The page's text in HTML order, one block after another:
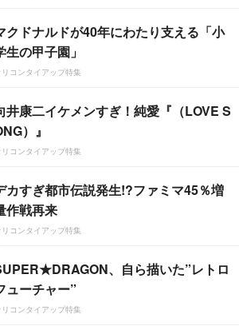
クドナルドが40年にわたり支える「小
生の甲子園」
リコンタイアップ特集
井康二イケメンすぎ！純愛『（LOVE S
）』
リコンタイアップ特集
カすぎ都市伝説発生!?ファミマ45％増
作戦再来
リコンタイアップ特集
、自ら描いた”レトロ
ューチャー”
リコンタイアップ特集